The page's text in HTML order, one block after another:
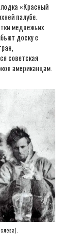
«Красный
палубе.
медвежьих
доску с
советская
американцам.